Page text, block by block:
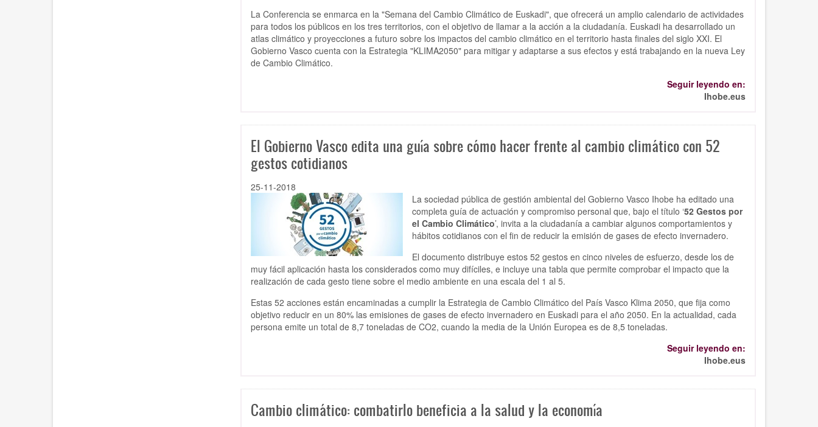
La Conferencia se enmarca en la "Semana del Cambio Climático de Euskadi", que ofrecerá un amplio calendario de actividades
para todos los públicos en los tres territorios, con el objetivo de llamar a la acción a la ciudadanía. Euskadi ha desarrollado un
atlas climático y proyecciones a futuro sobre los impactos del cambio climático en el territorio hasta finales del siglo XXI. El
Gobierno Vasco cuenta con la Estrategia "KLIMA2050" para mitigar y adaptarse a sus efectos y está trabajando en la nueva Ley
de Cambio Climático.
Seguir leyendo en:
Ihobe.eus
El Gobierno Vasco edita una guía sobre cómo hacer frente al cambio climático con 52
gestos cotidianos
25-11-2018
La sociedad pública de gestión ambiental del Gobierno Vasco Ihobe ha editado una
completa guía de actuación y compromiso personal que, bajo el título ‘52 Gestos por
el Cambio Climático’, invita a la ciudadanía a cambiar algunos comportamientos y
hábitos cotidianos con el fin de reducir la emisión de gases de efecto invernadero.
El documento distribuye estos 52 gestos en cinco niveles de esfuerzo, desde los de
muy fácil aplicación hasta los considerados como muy difíciles, e incluye una tabla que permite comprobar el impacto que la
realización de cada gesto tiene sobre el medio ambiente en una escala del 1 al 5.
Estas 52 acciones están encaminadas a cumplir la Estrategia de Cambio Climático del País Vasco Klima 2050, que fija como
objetivo reducir en un 80% las emisiones de gases de efecto invernadero en Euskadi para el año 2050. En la actualidad, cada
persona emite un total de 8,7 toneladas de CO2, cuando la media de la Unión Europea es de 8,5 toneladas.
Seguir leyendo en:
Ihobe.eus
Cambio climático: combatirlo beneficia a la salud y la economía